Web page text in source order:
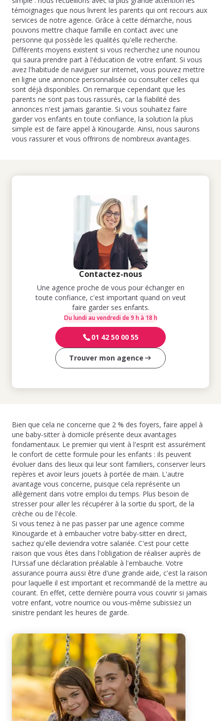
témoignages que nous livrent les parents qui ont recours aux
services de notre agence. Grâce à cette démarche, nous
pouvons mettre chaque famille en contact avec une
personne qui possède les qualités qu'elle recherche.
Différents moyens existent si vous recherchez une nounou
qui saura prendre part à l'éducation de votre enfant. Si vous
avez l'habitude de naviguer sur internet, vous pouvez mettre
en ligne une annonce personnalisée ou consulter celles qui
sont déjà disponibles. On remarque cependant que les
parents ne sont pas tous rassurés, car la fiabilité des
annonces n'est jamais garantie. Si vous souhaitez faire
garder vos enfants en toute confiance, la solution la plus
simple est de faire appel à Kinougarde. Ainsi, nous saurons
vous rassurer et vous offrirons de nombreux avantages.
Contactez-nous
Une agence proche de vous pour échanger en
toute confiance, c'est important quand on veut
faire garder ses enfants.
Du lundi au vendredi de 9 h à 18 h
01 42 50 00 55
Trouver mon agence
Bien que cela ne concerne que 2 % des foyers, faire appel à
une baby-sitter à domicile présente deux avantages
fondamentaux. Le premier qui vient à l'esprit est assurément
le confort de cette formule pour les enfants : ils peuvent
évoluer dans des lieux qui leur sont familiers, conserver leurs
repères et avoir leurs jouets à portée de main. L'autre
avantage vous concerne, puisque cela représente un
allègement dans votre emploi du temps. Plus besoin de
stresser pour aller les récupérer à la sortie du sport, de la
crèche ou de l'école.
Si vous tenez à ne pas passer par une agence comme
Kinougarde et à embaucher votre baby-sitter en direct,
sachez qu'elle deviendra votre salariée. C'est pour cette
raison que vous êtes dans l'obligation de réaliser auprès de
l'Urssaf une déclaration préalable à l'embauche. Votre
assurance pourra aussi être d'une grande aide, c'est la raison
pour laquelle il est important et recommandé de la mettre au
courant. En effet, cette dernière pourra vous couvrir si jamais
votre enfant, votre nourrice ou vous-même subissiez un
sinistre pendant les heures de garde.